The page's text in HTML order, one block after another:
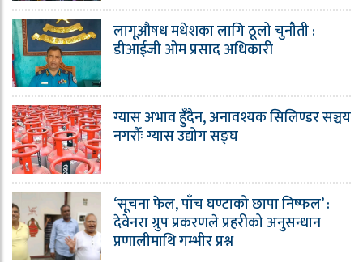
लागूऔषध मधेशका लागि ठूलो चुनौती :
डीआईजी ओम प्रसाद अधिकारी
ग्यास अभाव हुँदैन, अनावश्यक सिलिण्डर सञ्चय
नगरौँः ग्यास उद्योग सङ्घ
‘सूचना फेल, पाँच घण्टाको छापा निष्फल’ :
देवेनरा ग्रुप प्रकरणले प्रहरीको अनुसन्धान
प्रणालीमाथि गम्भीर प्रश्न